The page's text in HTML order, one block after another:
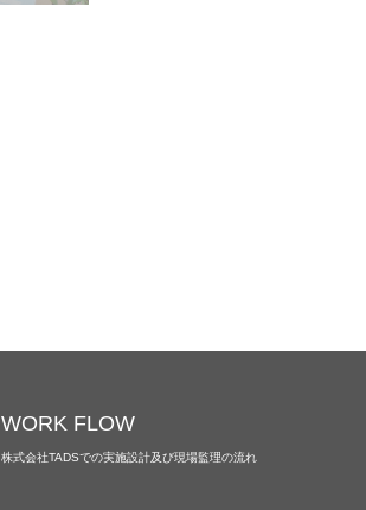
WORK FLOW
株式会社TADSでの実施設計及び現場監理の流れ